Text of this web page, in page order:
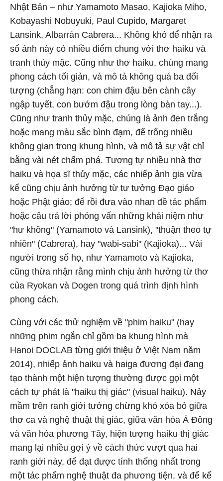
Nhật Bản – như Yamamoto Masao, Kajioka Miho,
Kobayashi Nobuyuki, Paul Cupido, Margaret
Lansink, Albarrán Cabrera... Không khó để nhận ra
số ảnh này có nhiều điểm chung với thơ haiku và
tranh thủy mặc. Cũng như thơ haiku, chúng mang
phong cách tối giản, và mô tả không quá ba đối
tượng (chẳng hạn: con chim đậu bên cành cây
ngập tuyết, con bướm đậu trong lòng bàn tay...).
Cũng như tranh thủy mặc, chúng là ảnh đen trắng
hoặc mang màu sắc bình đạm, để trống nhiều
không gian trong khung hình, và mô tả sự vật chỉ
bằng vài nét chấm phá. Tương tự nhiều nhà thơ
haiku và họa sĩ thủy mặc, các nhiếp ảnh gia vừa
kể cũng chịu ảnh hưởng từ tư tưởng Đạo giáo
hoặc Phật giáo; để rồi đưa vào nhan đề tác phẩm
hoặc câu trả lời phỏng vấn những khái niệm như
"hư không" (Yamamoto và Lansink), "thuận theo tự
nhiên" (Cabrera), hay "wabi-sabi" (Kajioka)... Vài
người trong số họ, như Yamamoto và Kajioka,
cũng thừa nhận rằng mình chịu ảnh hưởng từ thơ
của Ryokan và Dogen trong quá trình định hình
phong cách.
Cùng với các thử nghiệm về "phim haiku" (hay
những phim ngắn chỉ gồm ba khung hình mà
Hanoi DOCLAB từng giới thiệu ở Việt Nam năm
2014), nhiếp ảnh haiku và haiga đương đại đang
tạo thành một hiện tượng thường được gọi một
cách tự phát là "haiku thị giác" (visual haiku). Nảy
mầm trên ranh giới tưởng chừng khó xóa bỏ giữa
thơ ca và nghệ thuật thị giác, giữa văn hóa Á Đông
và văn hóa phương Tây, hiện tượng haiku thị giác
mang lại nhiều gợi ý về cách thức vượt qua hai
ranh giới này, để đạt được tính thống nhất trong
một tác phẩm nghệ thuật đa phương tiện, và để kế